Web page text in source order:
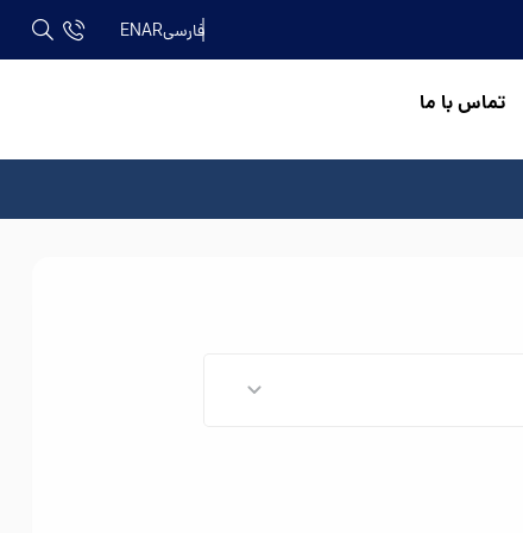
فارسیAR
EN
تماس با ما